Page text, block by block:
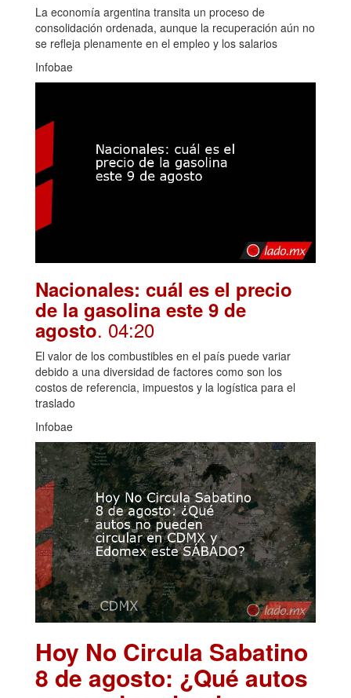
La economía argentina transita un proceso de
consolidación ordenada, aunque la recuperación aún no
se refleja plenamente en el empleo y los salarios
Infobae
Nacionales: cuál es el precio
de la gasolina este 9 de
agosto. 04:20
El valor de los combustibles en el país puede variar
debido a una diversidad de factores como son los
costos de referencia, impuestos y la logística para el
traslado
Infobae
Hoy No Circula Sabatino
8 de agosto: ¿Qué autos